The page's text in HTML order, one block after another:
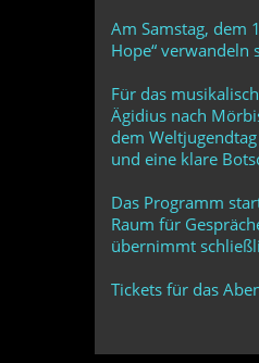
Am Samstag, dem
Hope“ verwandeln
Für das
Ägidius nach
dem
und eine klare
Das Programm
Raum für
übernimmt
Tickets für das